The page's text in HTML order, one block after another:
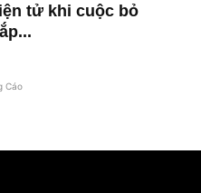
tử khi cuộc bỏ
Cáo